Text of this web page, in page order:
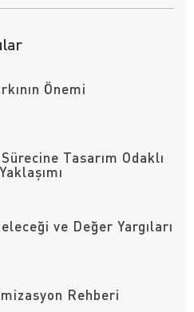
Önemi
Tasarım Odaklı
ve Değer Yargıları
Rehberi